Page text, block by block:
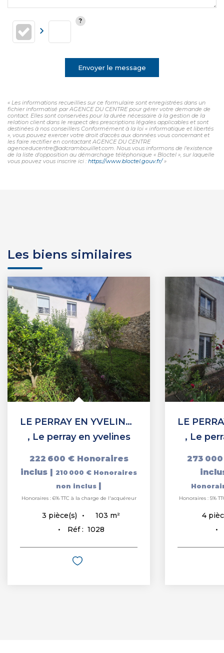
Envoyer le message
« Les informations recueillies sur ce formulaire sont enregistrées dans un
fichier informatisé par AGENCE DU CENTRE pour gérer votre demande de
contact. Elles sont conservées pour la durée nécessaire à la gestion de la
relation client dans le respect des prescriptions légales applicables et sont
destinées à nos conseillers Conformément à la loi « informatique et libertés
», vous pouvez exercer votre droit d'accès aux données vous concernant et
les faire rectifier en contactant AGENCE DU CENTRE
agenceducentre@adcrambouillet.com. Nous vous informons de l'existence
de la liste d'opposition au démarchage téléphonique « Bloctel », sur laquelle
vous pouvez vous inscrire ici : https://www.bloctel.gouv.fr/»
Les biens similaires
LE PERRAY EN YVELINES (78)
, Le perray en yvelines
222 600 € Honoraires
inclus | 210 000 € Honoraires
non inclus |
Honoraires : 6% TTC à la charge de l'acquéreur
3 pièce(s) 103 m²
Réf : 1028
, Le
273
Honoraires : 5%
4